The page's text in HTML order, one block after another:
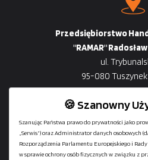
Przedsiębiorstwo
"RAMAR"
ul.
95-080
+48729-
🍪 Szanowny
Szanując Państwa prawo do prywatności jako
„Serwis”) oraz Administrator danych osobowych
Rozporządzenia Parlamentu Europejskiego i Rady
w sprawie ochrony osób fizycznych w związku z